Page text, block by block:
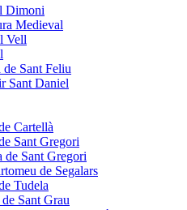
Dimoni
Medieval
Vell
Sant Feliu
Sant Daniel
Cartellà
Sant Gregori
de Sant Gregori
de Segalars
Tudela
Sant Grau